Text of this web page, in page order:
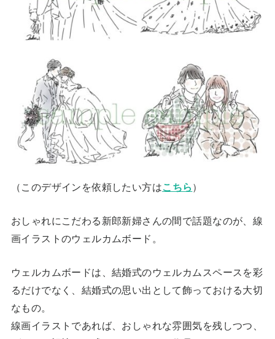
（このデザインを依頼したい方はこちら ）
おしゃれにこだわる新郎新婦さんの間で話題なのが、線
画イラストのウェルカムボード。
ウェルカムボードは、結婚式のウェルカムスペースを彩
るだけでなく、結婚式の思い出として飾っておける大切
なもの。
線画イラストであれば、おしゃれな雰囲気を残しつつ、